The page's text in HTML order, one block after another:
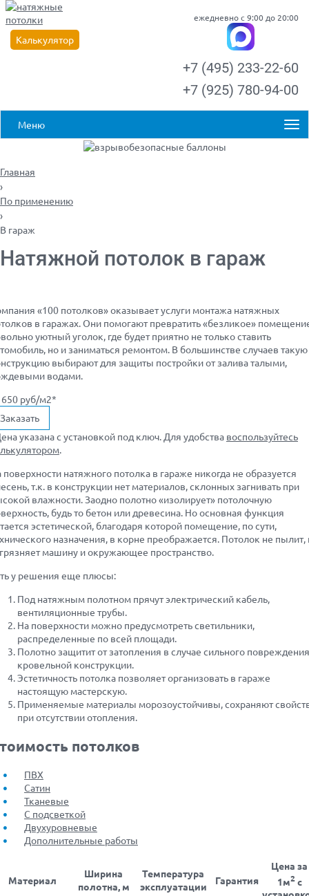
Калькулятор
ежедневно с 9:00 до 20:00
+7 (495) 233-22-60
+7 (925) 780-94-00
Меню
Главная
›
По применению
›
В гараж
Натяжной потолок в гараж
«100 потолков» оказывает услуги монтажа натяжных
в гаражах. Они помогают превратить «безликое»
уютный уголок, где будет приятно не только ставить
но и заниматься ремонтом. В большинстве случаев такую
выбирают для защиты постройки от залива талыми,
водами.
650 руб/м2*
Заказать
указана c установкой под ключ. Для удобства воспользуйтесь
.
поверхности натяжного потолка в гараже никогда не образуется
т.к. в конструкции нет материалов, склонных загнивать при
влажности. Заодно полотно «изолирует» потолочную
будь то бетон или древесина. Но основная функция
эстетической, благодаря которой помещение, по сути,
назначения, в корне преображается. Потолок не пылит,
машину и окружающее пространство.
у решения еще плюсы:
Под натяжным полотном прячут электрический кабель,
вентиляционные трубы.
На поверхности можно предусмотреть светильники,
распределенные по всей площади.
Полотно защитит от затопления в случае сильного повреждения
кровельной конструкции.
Эстетичность потолка позволяет организовать в гараже
настоящую мастерскую.
Применяемые материалы морозоустойчивы, сохраняют
при отсутствии отопления.
потолков
ПВХ
Сатин
Тканевые
С подсветкой
Двухуровневые
Дополнительные работы
Материал
Ширина
полотна, м
Температура
эксплуатации
Гарантия
Цена за
1м2с